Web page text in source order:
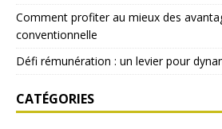
Comment profiter au mieux des
conventionnelle
Défi rémunération : un levier pour
CATÉGORIES